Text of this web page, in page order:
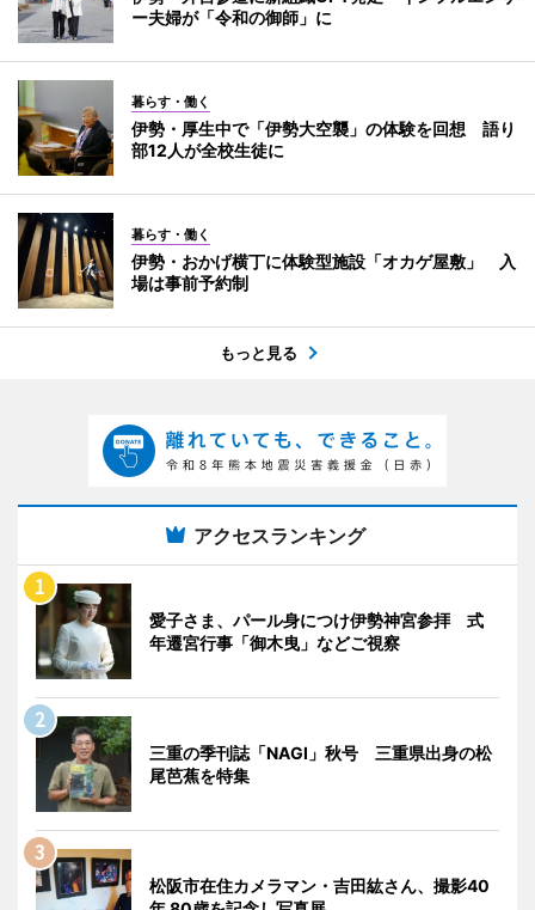
ー夫婦が「令和の御師」に
暮らす・働く
伊勢・厚生中で「伊勢大空襲」の体験を回想 語り
部12人が全校生徒に
暮らす・働く
伊勢・おかげ横丁に体験型施設「オカゲ屋敷」 入
場は事前予約制
もっと見る
アクセスランキング
愛子さま、パール身につけ伊勢神宮参拝 式
年遷宮行事「御木曳」などご視察
三重の季刊誌「NAGI」秋号 三重県出身の松
尾芭蕉を特集
松阪市在住カメラマン・吉田紘さん、撮影40